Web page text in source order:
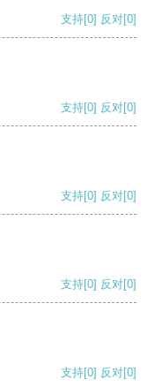
支持[0] 反对[0]
支持[0] 反对[0]
支持[0] 反对[0]
支持[0] 反对[0]
支持[0] 反对[0]